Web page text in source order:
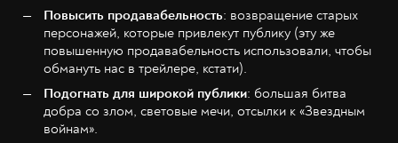
Повысить продавабельность: возвращение старых
персонажей, которые привлекут публику (эту же
повышенную продавабельность использовали, чтобы
обмануть нас в трейлере, кстати).
Подогнать для широкой публики: большая битва
добра со злом, световые мечи, отсылки к «Звездным
войнам».